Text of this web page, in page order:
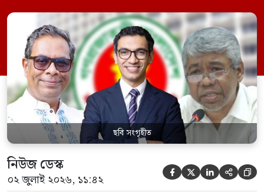
কল্যাণমন্ত্রী এবং সদস্য সচিব থাকবেন স্বাস্থ্য ও
পরিবার কল্যাণ মন্ত্রণালয়ের সচিব। একই সঙ্গে
স্বাস্থ্য প্রতিমন্ত্রী, বাংলাদেশ বিনিয়োগ উন্নয়ন
কর্তৃপক্ষ (বিডা)-এর নির্বাহী চেয়ারম্যান এবং
জাতীয় […]
ছবি সংগৃহীত
নিউজ ডেস্ক
০২ জুলাই ২০২৬, ১১:৪২     